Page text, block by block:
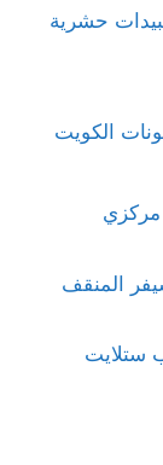
حشرية
الكويت
مركزي
المنقف
ستلايت